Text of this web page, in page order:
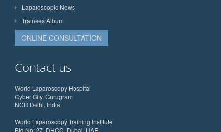
Laparoscopic News
Trainees Album
ONLINE CONSULTATION
Contact us
World Laparoscopy Hospital
Cyber City, Gurugram
NCR Delhi, India
World Laparoscopy Training Institute
Bld.No: 27, DHCC, Dubai, UAE